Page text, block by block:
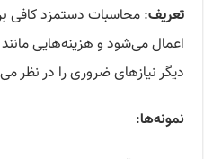
تعریف: محاسبات دستمزد کافی
اعمال می‌شود و هزینه‌هایی
دیگر نیازهای ضروری را در نظر
نمونه‌ها: